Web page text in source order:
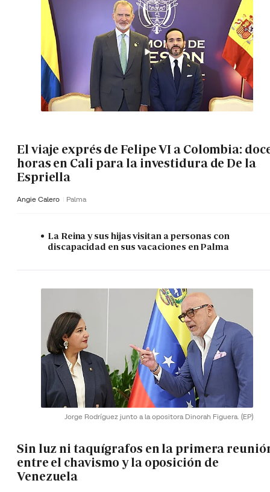
El viaje exprés de Felipe VI a Colombia:
horas en Cali para la investidura de De la
Espriella
Angie Calero Palma
La Reina y sus hijas visitan a personas con
discapacidad en sus vacaciones en Palma
Jorge Rodríguez junto a la opositora Dinorah Figuera. (EP)
Sin luz ni taquígrafos en la primera
entre el chavismo y la oposición de
Venezuela